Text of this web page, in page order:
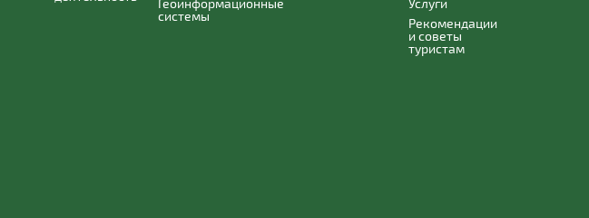
Геоинформационные
системы
Услуги
Рекомендации
и советы
туристам